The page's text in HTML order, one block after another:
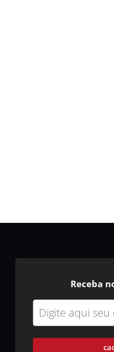
Receba